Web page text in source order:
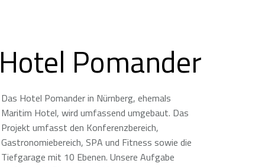
Hotel Pomander
Das Hotel Pomander in Nürnberg, ehemals
Maritim Hotel, wird umfassend umgebaut. Das
Projekt umfasst den Konferenzbereich,
Gastronomiebereich, SPA und Fitness sowie die
Tiefgarage mit 10 Ebenen. Unsere Aufgabe